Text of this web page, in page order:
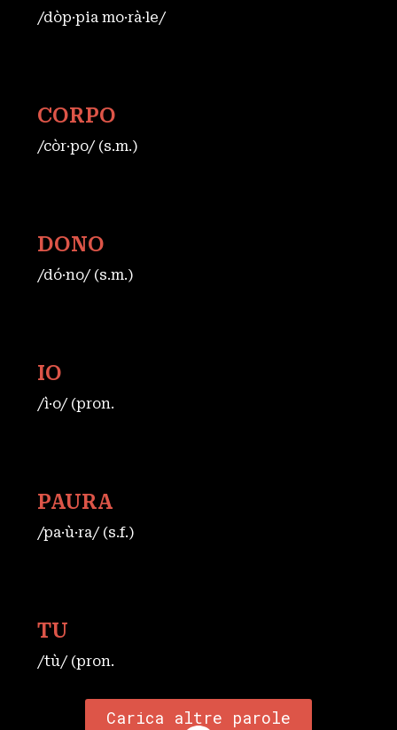
/dòp·pia mo·rà·le/
CORPO
/còr·po/ (s.m.)
DONO
/dó·no/ (s.m.)
IO
/ì·o/ (pron.
PAURA
/pa·ù·ra/ (s.f.)
TU
/tù/ (pron.
Carica altre parole